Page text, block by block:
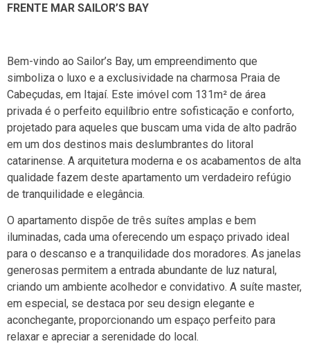
FRENTE MAR SAILOR’S BAY
Bem-vindo ao Sailor’s Bay, um empreendimento que
simboliza o luxo e a exclusividade na charmosa Praia de
Cabeçudas, em Itajaí. Este imóvel com 131m² de área
privada é o perfeito equilíbrio entre sofisticação e conforto,
projetado para aqueles que buscam uma vida de alto padrão
em um dos destinos mais deslumbrantes do litoral
catarinense. A arquitetura moderna e os acabamentos de alta
qualidade fazem deste apartamento um verdadeiro refúgio
de tranquilidade e elegância.
O apartamento dispõe de três suítes amplas e bem
iluminadas, cada uma oferecendo um espaço privado ideal
para o descanso e a tranquilidade dos moradores. As janelas
generosas permitem a entrada abundante de luz natural,
criando um ambiente acolhedor e convidativo. A suíte master,
em especial, se destaca por seu design elegante e
aconchegante, proporcionando um espaço perfeito para
relaxar e apreciar a serenidade do local.